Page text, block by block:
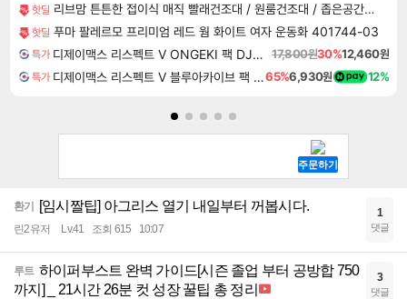
핫딜 리브맘 튼튼한 접이식 매직 빨래건조대 / 원룸건조대 / 좁은공간에 딱! 자리차지 없는 건조대
핫딜 푸마 팔레르모 프리미엄 레드 웜 화이트 여자 운동화 401744-03
특가 디제이맥스 리스펙트 V ONGEKI 팩 DJMAX RESPECT V ONGEKI Pack DLC 17,800원30%12,460원
특가 디제이맥스 리스펙트 V 블루아카이브 팩 DJMAX RESPECT V Blue Archive Pack DLC65%6,930원 12%
환기 [임시짤팁] 아그리스 열기 내일부터 꺼봅시다.
린2유저 Lv.41 조회 615 10:07
1
댓글
루트 하이퍼부스트 완벽 가이드[시즌 졸업 부터 공방합 750
까지] _ 21시간 26분 컷 성장 꿀팁 총 정리
3
댓글